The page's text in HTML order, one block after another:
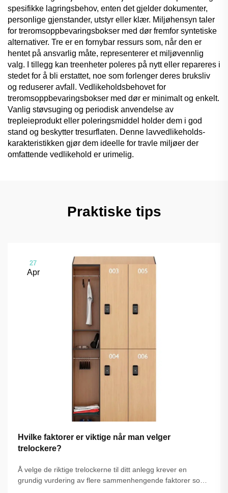
spesifikke lagringsbehov, enten det gjelder dokumenter,
personlige gjenstander, utstyr eller klær. Miljøhensyn taler
for treromsoppbevaringsbokser med dør fremfor syntetiske
alternativer. Tre er en fornybar ressurs som, når den er
hentet på ansvarlig måte, representerer et miljøvennlig
valg. I tillegg kan treenheter poleres på nytt eller repareres i
stedet for å bli erstattet, noe som forlenger deres bruksliv
og reduserer avfall. Vedlikeholdsbehovet for
treromsoppbevaringsbokser med dør er minimalt og enkelt.
Vanlig støvsuging og periodisk anvendelse av
trepleieprodukt eller poleringsmiddel holder dem i god
stand og beskytter tresurflaten. Denne lavvedlikeholds-
karakteristikken gjør dem ideelle for travle miljøer der
omfattende vedlikehold er urimelig.
Praktiske tips
27
Apr
Hvilke faktorer er viktige når man velger
trelockere?
Å velge de riktige trelockerne til ditt anlegg krever en
grundig vurdering av flere sammenhengende faktorer som